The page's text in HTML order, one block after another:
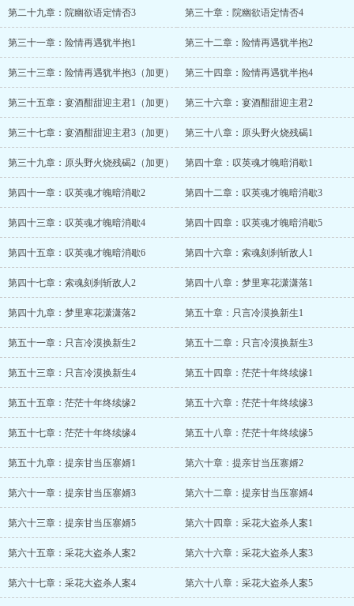
第二十九章：院幽欲语定情否3 第三十章：院幽欲语定情否4
第三十一章：险情再遇犹半抱1 第三十二章：险情再遇犹半抱2
第三十三章：险情再遇犹半抱3（加更） 第三十四章：险情再遇犹半抱4
第三十五章：宴酒酣甜迎主君1（加更） 第三十六章：宴酒酣甜迎主君2
第三十七章：宴酒酣甜迎主君3（加更） 第三十八章：原头野火烧残碣1
第三十九章：原头野火烧残碣2（加更） 第四十章：叹英魂才魄暗消歇1
第四十一章：叹英魂才魄暗消歇2 第四十二章：叹英魂才魄暗消歇3
第四十三章：叹英魂才魄暗消歇4 第四十四章：叹英魂才魄暗消歇5
第四十五章：叹英魂才魄暗消歇6 第四十六章：索魂刻刹斩敌人1
第四十七章：索魂刻刹斩敌人2 第四十八章：梦里寒花潇潇落1
第四十九章：梦里寒花潇潇落2 第五十章：只言冷漠换新生1
第五十一章：只言冷漠换新生2 第五十二章：只言冷漠换新生3
第五十三章：只言冷漠换新生4 第五十四章：茫茫十年终续缘1
第五十五章：茫茫十年终续缘2 第五十六章：茫茫十年终续缘3
第五十七章：茫茫十年终续缘4 第五十八章：茫茫十年终续缘5
第五十九章：提亲甘当压寨婿1 第六十章：提亲甘当压寨婿2
第六十一章：提亲甘当压寨婿3 第六十二章：提亲甘当压寨婿4
第六十三章：提亲甘当压寨婿5 第六十四章：采花大盗杀人案1
第六十五章：采花大盗杀人案2 第六十六章：采花大盗杀人案3
第六十七章：采花大盗杀人案4 第六十八章：采花大盗杀人案5